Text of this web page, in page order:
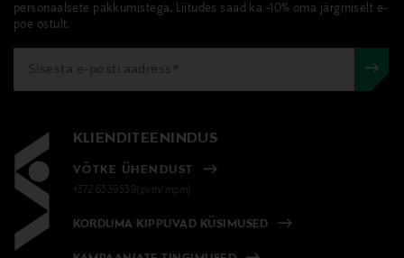
personaalsete pakkumistega. Liitudes saad ka -10% oma järgmiselt e-
poe ostult.
KLIENDITEENINDUS
VÕTKE ÜHENDUST
+372 6339539(pvm/mpm)
KORDUMA KIPPUVAD KÜSIMUSED